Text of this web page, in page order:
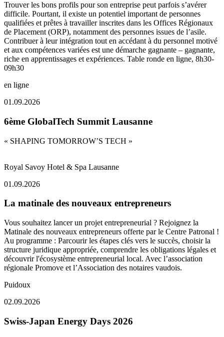
Trouver les bons profils pour son entreprise peut parfois s’avérer
difficile. Pourtant, il existe un potentiel important de personnes
qualifiées et prêtes à travailler inscrites dans les Offices Régionaux
de Placement (ORP), notamment des personnes issues de l’asile.
Contribuer à leur intégration tout en accédant à du personnel motivé
et aux compétences variées est une démarche gagnante – gagnante,
riche en apprentissages et expériences. Table ronde en ligne, 8h30-
09h30
en ligne
01.09.2026
6ème GlobalTech Summit Lausanne
« SHAPING TOMORROW’S TECH »
Royal Savoy Hotel & Spa Lausanne
01.09.2026
La matinale des nouveaux entrepreneurs
Vous souhaitez lancer un projet entrepreneurial ? Rejoignez la
Matinale des nouveaux entrepreneurs offerte par le Centre Patronal !
Au programme : Parcourir les étapes clés vers le succès, choisir la
structure juridique appropriée, comprendre les obligations légales et
découvrir l'écosystème entrepreneurial local. Avec l’association
régionale Promove et l’Association des notaires vaudois.
Puidoux
02.09.2026
Swiss-Japan Energy Days 2026